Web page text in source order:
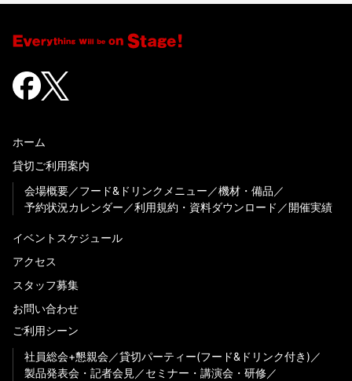
ホーム
貸切ご利用案内
会場概要
フード&ドリンクメニュー
機材・備品
予約状況カレンダー
利用規約・資料ダウンロード 開催実績
イベントスケジュール
アクセス
スタッフ募集
お問い合わせ
ご利用シーン
社員総会+懇親会
貸切パーティー(フード&ドリンク付き)
製品発表会・記者会見
セミナー・講演会・研修